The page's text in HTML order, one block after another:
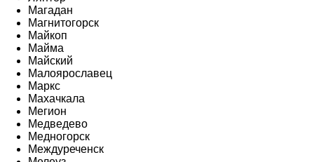
Магадан
Магнитогорск
Майкоп
Майма
Майский
Малоярославец
Маркс
Махачкала
Мегион
Медведево
Медногорск
Междуреченск